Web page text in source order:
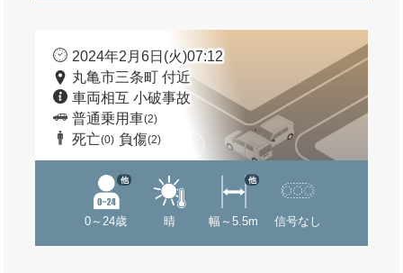
2024年2月6日(火)07:12
丸亀市三条町 付近
車両相互 小破事故
普通乗用車(2)
死亡(0) 負傷(2)
0～24歳
他
晴 幅～5.5m
他
信号なし